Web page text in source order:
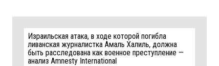
Израильская атака, в ходе которой погибла
ливанская журналистка Амаль Халиль, должна
быть расследована как военное преступление —
анализ Amnesty International